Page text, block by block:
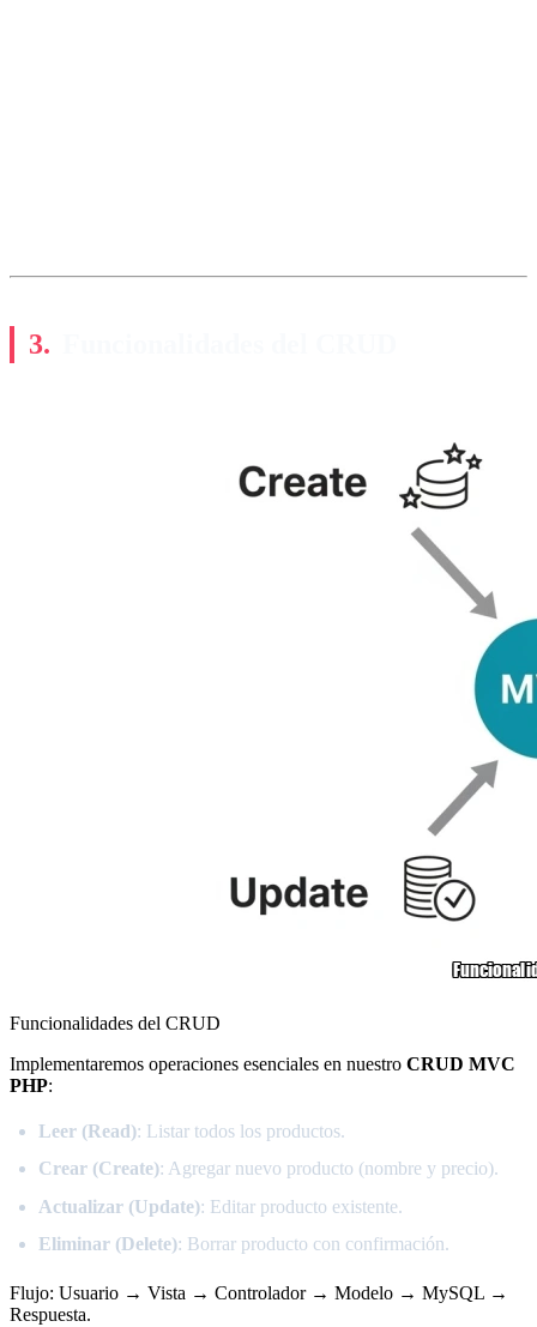
Funcionalidades del CRUD
Implementaremos operaciones esenciales en nuestro CRUD MVC
PHP:
Leer (Read): Listar todos los productos.
Crear (Create): Agregar nuevo producto (nombre y precio).
Actualizar (Update): Editar producto existente.
Eliminar (Delete): Borrar producto con confirmación.
Flujo: Usuario → Vista → Controlador → Modelo → MySQL →
Respuesta.